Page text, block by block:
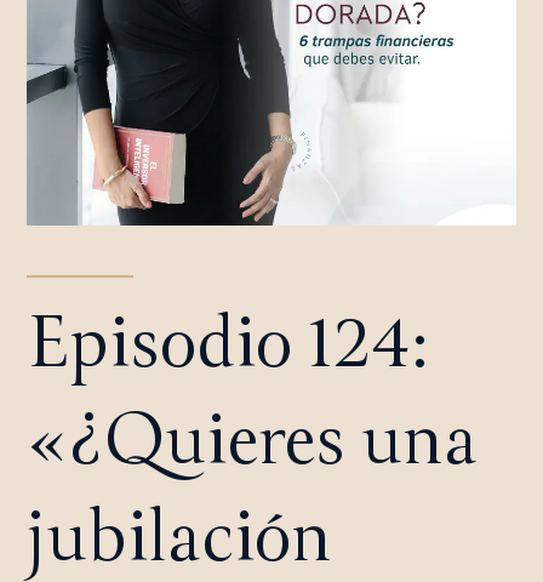
Episodio 124:
«¿Quieres una
jubilación